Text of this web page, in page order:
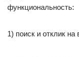
функциональность:
1) поиск и отклик на